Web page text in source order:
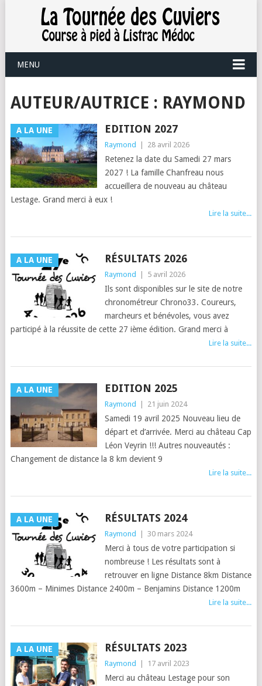
MENU
AUTEUR/AUTRICE : RAYMOND
A LA UNE EDITION 2027
Raymond 28 avril 2026
Retenez la date du Samedi 27 mars
2027 ! La famille Chanfreau nous
accueillera de nouveau au château
Lestage. Grand merci à eux !
Lire la suite...
A LA UNE RÉSULTATS 2026
Raymond 5 avril 2026
Ils sont disponibles sur le site de notre
chronométreur Chrono33. Coureurs,
marcheurs et bénévoles, vous avez
participé à la réussite de cette 27 ième édition. Grand merci à
Lire la suite...
A LA UNE EDITION 2025
Raymond 21 juin 2024
Samedi 19 avril 2025 Nouveau lieu de
départ et d’arrivée. Merci au château Cap
Léon Veyrin !!! Autres nouveautés :
Changement de distance la 8 km devient 9
Lire la suite...
A LA UNE RÉSULTATS 2024
Raymond 30 mars 2024
Merci à tous de votre participation si
nombreuse ! Les résultats sont à
retrouver en ligne Distance 8km Distance
3600m – Minimes Distance 2400m – Benjamins Distance 1200m
Lire la suite...
A LA UNE RÉSULTATS 2023
Raymond 17 avril 2023
Merci au château Lestage pour son